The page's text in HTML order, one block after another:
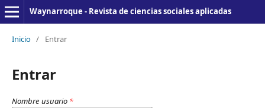
Waynarroque - Revista de ciencias sociales aplicadas
Inicio / Entrar
Entrar
Nombre usuario *